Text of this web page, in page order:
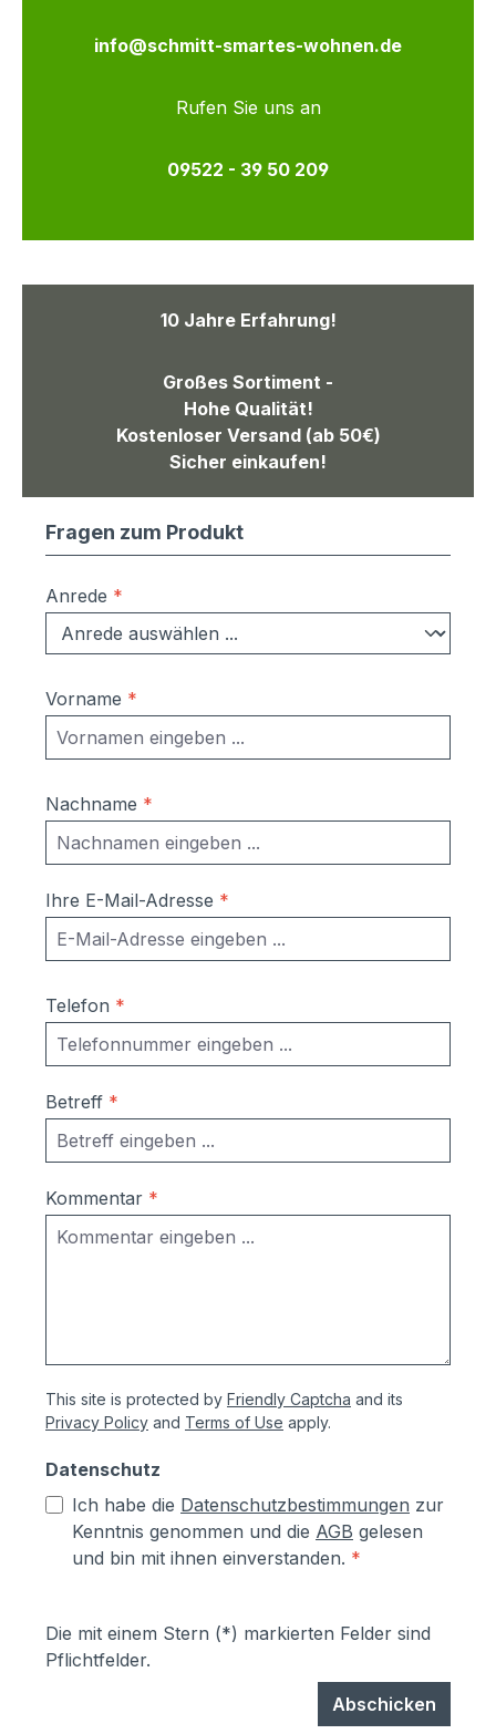
info@schmitt-smartes-wohnen.de
Rufen Sie uns an
09522 - 39 50 209
10 Jahre Erfahrung!
Großes Sortiment -
Hohe Qualität!
Kostenloser Versand (ab 50€)
Sicher einkaufen!
Fragen zum Produkt
Anrede *
Vorname *
Nachname *
Ihre E-Mail-Adresse *
Telefon *
Betreff *
Kommentar *
This site is protected by Friendly Captcha and its
Privacy Policy and Terms of Use apply.
Datenschutz
Ich habe die Datenschutzbestimmungen zur
Kenntnis genommen und die AGB gelesen
und bin mit ihnen einverstanden. *
Die mit einem Stern (*) markierten Felder sind
Pflichtfelder.
Abschicken